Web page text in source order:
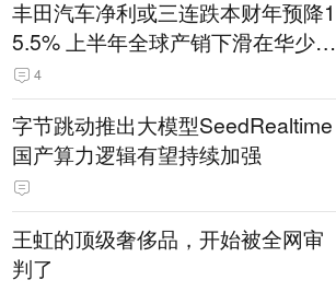
丰田汽车净利或三连跌本财年预降1
5.5% 上半年全球产销下滑在华少卖
14.3万辆
4
字节跳动推出大模型SeedRealtime
国产算力逻辑有望持续加强
王虹的顶级奢侈品，开始被全网审
判了